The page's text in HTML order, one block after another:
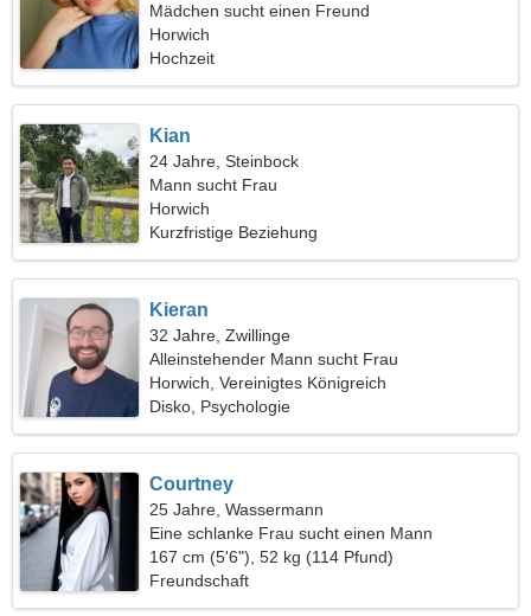
Mädchen sucht einen Freund
Horwich
Hochzeit
Kian
24 Jahre, Steinbock
Mann sucht Frau
Horwich
Kurzfristige Beziehung
Kieran
32 Jahre, Zwillinge
Alleinstehender Mann sucht Frau
Horwich, Vereinigtes Königreich
Disko, Psychologie
Courtney
25 Jahre, Wassermann
Eine schlanke Frau sucht einen Mann
167 cm (5'6"), 52 kg (114 Pfund)
Freundschaft